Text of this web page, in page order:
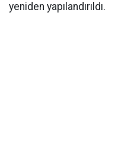
yeniden yapılandırıldı.